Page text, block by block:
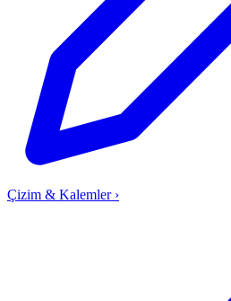
Çizim & Kalemler ›